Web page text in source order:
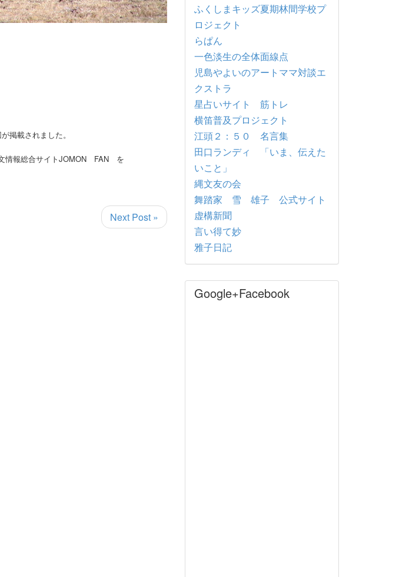
掲載されました。
情報総合サイトJOMON FAN を
Next Post »
ふくしまキッズ夏期林間学校プ
ロジェクト
らぱん
一色淡生の全体面線点
児島やよいのアートママ対談エ
クストラ
星占いサイト 筋トレ
横笛普及プロジェクト
江頭２：５０ 名言集
田口ランディ 「いま、伝えた
いこと」
縄文友の会
舞踏家 雪 雄子 公式サイト
虚構新聞
言い得て妙
雅子日記
Google+Facebook